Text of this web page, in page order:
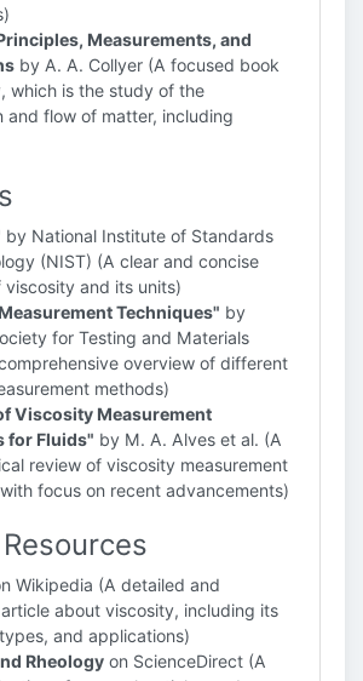
Measurements, and
by A. A. Collyer (A focused book
which is the study of the
and flow of matter, including
by National Institute of Standards
(NIST) (A clear and concise
and its units)
Techniques" by
for Testing and Materials
overview of different
methods)
Viscosity Measurement
for Fluids" by M. A. Alves et al. (A
review of viscosity measurement
focus on recent advancements)
Wikipedia (A detailed and
about viscosity, including its
and applications)
Rheology on ScienceDirect (A